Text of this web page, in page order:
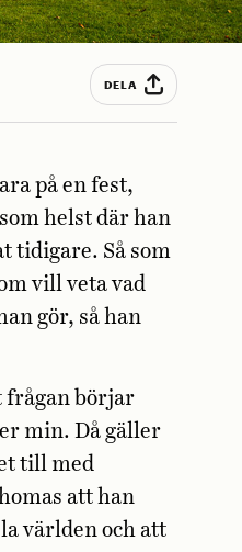
DELA
på en fest,
helst där han
tidigare. Så som
vill veta vad
gör, så han
frågan börjar
min. Då gäller
till med
att han
världen och att